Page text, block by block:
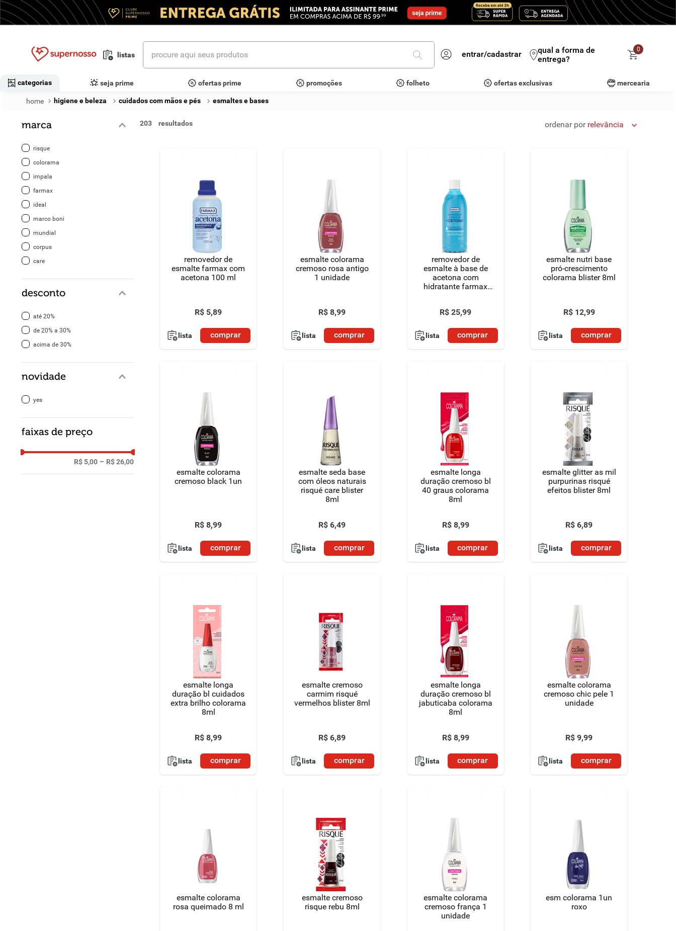
listas
procure aqui seus produtos
entrar/cadastrar
qual a forma de
entrega?
0
categorias seja prime ofertas prime promoções folheto ofertas exclusivas mercearia
higiene e beleza cuidados com mãos e pés esmaltes e bases
marca
risque
colorama
impala
farmax
ideal
marco boni
mundial
corpus
care
desconto
até 20%
de 20% a 30%
acima de 30%
novidade
yes
faixas de preço
R$ 5,00 – R$ 26,00
203 ordenar por relevância
removedor de
esmalte farmax com
acetona 100 ml
R$ 5,89
lista comprar
esmalte colorama
cremoso rosa antigo
1 unidade
R$ 8,99
lista comprar
removedor de
esmalte à base de
acetona com
hidratante farmax
R$ 25,99
lista comprar
esmalte nutri base
pró-crescimento
colorama blister 8ml
R$ 12,99
lista comprar
esmalte colorama
cremoso black 1un
R$ 8,99
lista comprar
esmalte seda base
com óleos naturais
risqué care blister
8ml
R$ 6,49
lista comprar
esmalte longa
duração cremoso bl
40 graus colorama
8ml
R$ 8,99
lista comprar
esmalte glitter as mil
purpurinas risqué
efeitos blister 8ml
R$ 6,89
lista comprar
esmalte longa
duração bl cuidados
extra brilho colorama
8ml
R$ 8,99
lista comprar
esmalte cremoso
carmim risqué
vermelhos blister 8ml
R$ 6,89
lista comprar
esmalte longa
duração cremoso bl
jabuticaba colorama
8ml
R$ 8,99
lista comprar
esmalte colorama
cremoso chic pele 1
unidade
R$ 9,99
lista comprar
esmalte colorama
rosa queimado 8 ml
esmalte cremoso
risque rebu 8ml
esmalte colorama
cremoso frança 1
unidade
esm colorama 1un
roxo
termos mais buscados
chocolate